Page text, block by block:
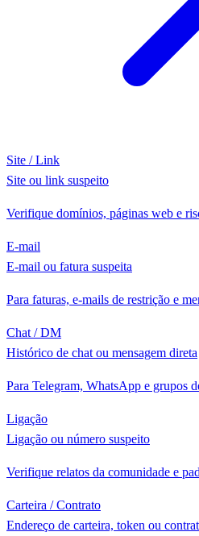
Site / Link
Site ou link suspeito
Verifique domínios, páginas web e
E-mail
E-mail ou fatura suspeita
Para faturas, e-mails de restrição e
Chat / DM
Histórico de chat ou mensagem direta
Para Telegram, WhatsApp e grupos
Ligação
Ligação ou número suspeito
Verifique relatos da comunidade e
Carteira / Contrato
Endereço de carteira, token ou